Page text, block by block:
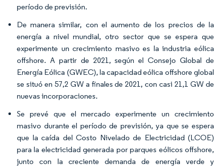
período de previsión.
De manera similar, con el aumento de los precios de la
energía a nivel mundial, otro sector que se espera que
experimente un crecimiento masivo es la industria eólica
offshore. A partir de 2021, según el Consejo Global de
Energía Eólica (GWEC), la capacidad eólica offshore global
se situó en 57,2 GW a finales de 2021, con casi 21,1 GW de
nuevas incorporaciones.
Se prevé que el mercado experimente un crecimiento
masivo durante el período de previsión, ya que se espera
que la caída del Costo Nivelado de Electricidad (LCOE)
para la electricidad generada por parques eólicos offshore,
junto con la creciente demanda de energía verde y